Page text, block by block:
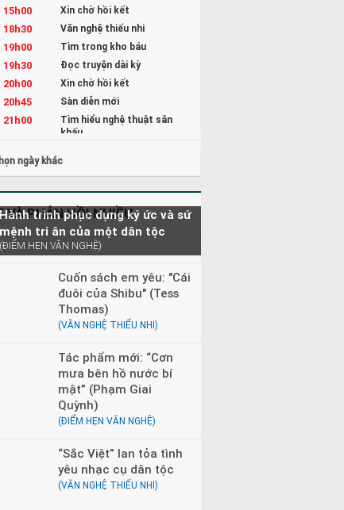
15h00 Xin chờ hồi kết
18h30 Văn nghệ thiếu nhi
19h00 Tìm trong kho báu
19h30 Đọc truyện dài kỳ
20h00 Xin chờ hồi kết
20h45 Sàn diễn mới
21h00
Tìm hiểu nghệ thuật sân
khấu
23h00
ngày khác
VÀ PHẢN HỒI NHIỀU
trình phục dựng ký ức và sứ
mệnh tri ân của một dân tộc
(ĐIỂM HẸN VĂN NGHỆ)
Cuốn sách em yêu: "Cái
đuôi của Shibu" (Tess
Thomas)
(VĂN NGHỆ THIẾU NHI)
Tác phẩm mới: “Cơn
mưa bên hồ nước bí
mật” (Phạm Giai
Quỳnh)
(ĐIỂM HẸN VĂN NGHỆ)
“Sắc Việt” lan tỏa tình
yêu nhạc cụ dân tộc
(VĂN NGHỆ THIẾU NHI)